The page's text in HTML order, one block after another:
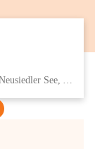
Eisenstädter Straße 18, 7091 Breitenbrunn am Neusiedler See, AUT